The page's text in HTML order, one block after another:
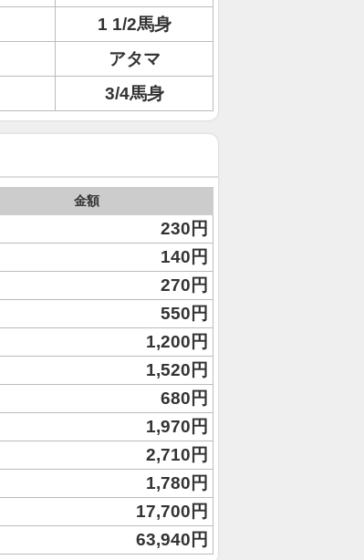
1 1/2馬身
アタマ
3/4馬身
金額
230円
140円
270円
550円
1,200円
1,520円
680円
1,970円
2,710円
1,780円
17,700円
63,940円